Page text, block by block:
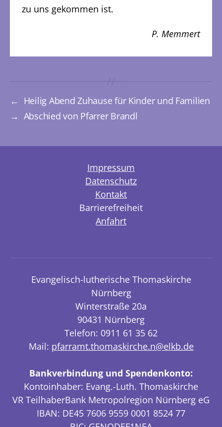
zu uns gekommen ist.
P. Memmert
← Heilig Abend Zuhause für Kinder und Familien
→ Abschied von Pfarrer Brandl
Impressum
Datenschutz
Kontakt
Barrierefreiheit
Anfahrt
Evangelisch-lutherische Thomaskirche
Nürnberg
Winterstraße 20a
90431 Nürnberg
Telefon: 0911 61 35 62
Mail: pfarramt.thomaskirche.n@elkb.de
Bankverbindung und Spendenkonto:
Kontoinhaber: Evang.-Luth. Thomaskirche
VR TeilhaberBank Metropolregion Nürnberg eG
IBAN: DE45 7606 9559 0001 8524 77